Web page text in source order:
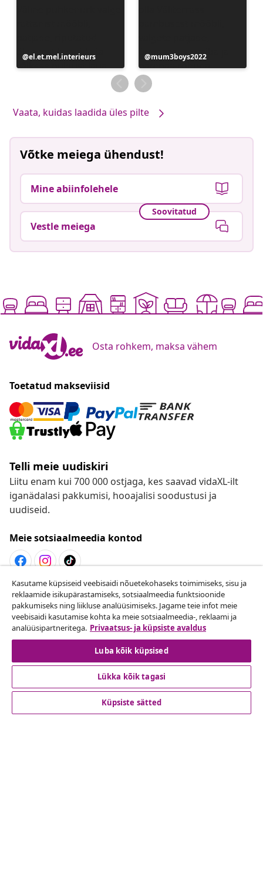
Postitus
avaldatud
el.et.mel.interieurs
Postitus
avaldatud
mum3boys2022
Vaata, kuidas laadida üles pilte
Võtke meiega ühendust!
Mine abiinfolehele
Soovitatud
Vestle meiega
Osta rohkem, maksa vähem
Toetatud makseviisid
Telli meie uudiskiri
Liitu enam kui 700 000 ostjaga, kes saavad vidaXL-ilt
iganädalasi pakkumisi, hooajalisi soodustusi ja
uudiseid.
Meie sotsiaalmeedia kontod
Lepingust taganemine
Esita oma tellimuse kohta tagastamissoov.
Lepingust taganemine
Klienditeenindus
Kasutame küpsiseid veebisaidi nõuetekohaseks toimimiseks, sisu ja
reklaamide isikupärastamiseks, sotsiaalmeedia funktsioonide
pakkumiseks ning liikluse analüüsimiseks. Jagame teie infot meie
veebisaidi kasutamise kohta ka meie sotsiaalmeedia-, reklaami ja
analüüsipartneritega. Privaatsus- ja küpsiste avaldus
Luba kõik küpsised
Lükka kõik tagasi
Küpsiste sätted